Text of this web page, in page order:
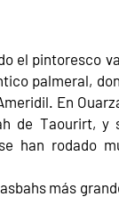
el pintoresco
palmeral,
En
de Taourirt, y
han rodado
más